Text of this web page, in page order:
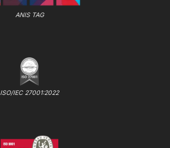
ANIS TAG
ISO/IEC 27001:2022